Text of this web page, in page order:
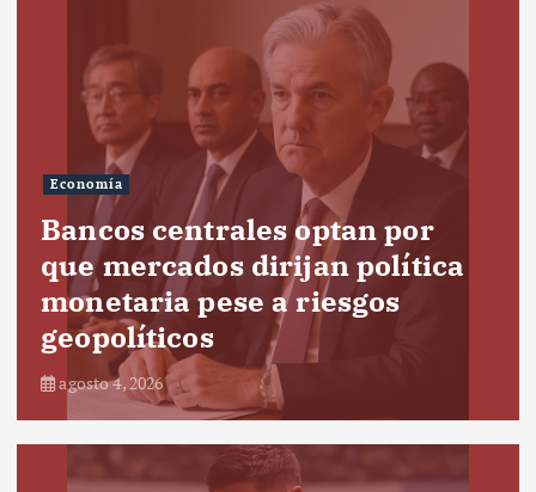
Economía
Bancos centrales optan por
que mercados dirijan política
monetaria pese a riesgos
geopolíticos
agosto 4, 2026